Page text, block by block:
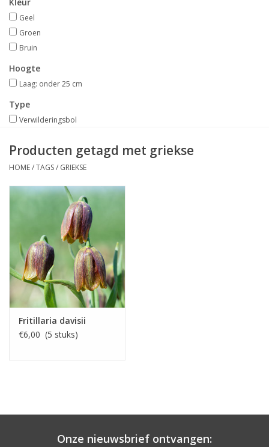
Overige producten
Advies
Onze tuinen!
Sterke Bollen Dagen
Nieuws
Geel
Groen
Bruin
Hoogte
Laag: onder 25 cm
Type
Verwilderingsbol
Producten getagd met griekse
HOME/TAGS/ GRIEKSE
Fritillaria davisii
€6,00 (5 stuks)
Onze nieuwsbrief ontvangen: